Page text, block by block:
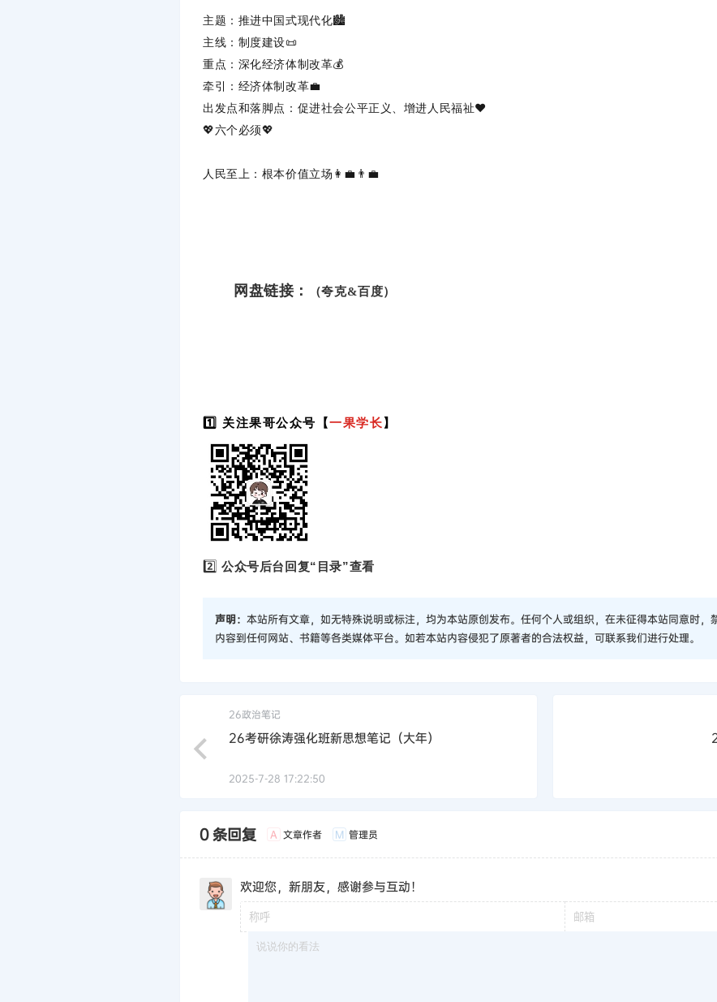
主题 ‌：推进中国式现代化🏙️
主线 ‌：制度建设📜
重点 ‌：深化经济体制改革💰
牵引 ‌：经济体制改革💼
出发点和落脚点 ‌：促进社会公平正义、增进人民福祉❤️
💖‌六个必须‌💖
人民至上 ‌：根本价值立场👩‍💼👨‍💼
网盘链接： （夸克&百度）
1️⃣ 关注果哥公众号【一果学长】
2️⃣公众号后台回复“目录”查看
声明： 本站所有文章，如无特殊说明或标注，均为本站原创发布。任何个人或组织，在未征得本站同意时，
内容到任何网站、书籍等各类媒体平台。如若本站内容侵犯了原著者的合法权益，可联系我们进行处理。
26政治笔记
26考研徐涛强化班新思想笔记（大年）
2025-7-28 17:22:50
0 条回复 A 文章作者 M 管理员
欢迎您，新朋友，感谢参与互动！